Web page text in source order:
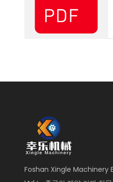
Foshan Xingle Machinery